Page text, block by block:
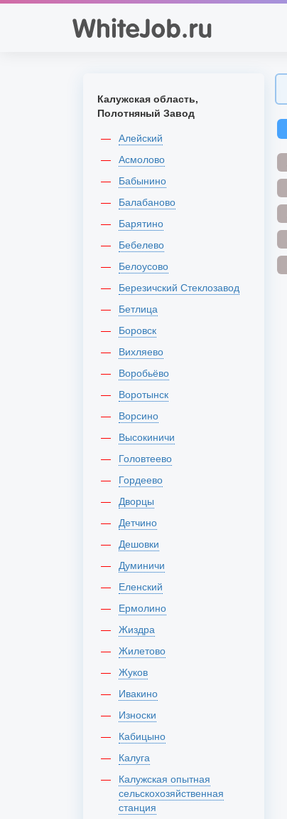
Калужская область,
Полотняный Завод
Алейский
Асмолово
Бабынино
Балабаново
Барятино
Бебелево
Белоусово
Березичский Стеклозавод
Бетлица
Боровск
Вихляево
Воробьёво
Воротынск
Ворсино
Высокиничи
Головтеево
Гордеево
Дворцы
Детчино
Дешовки
Думиничи
Еленский
Ермолино
Жиздра
Жилетово
Жуков
Ивакино
Износки
Кабицыно
Калуга
Калужская опытная
сельскохозяйственная
станция